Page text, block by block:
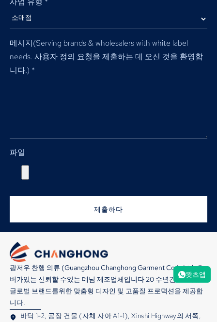
메시지(Serving brands & wholesalers with white label
needs. 사용자 정의 요청을 제출하는 데 오신 것을 환영합
니다.) *
파일
제출하다
광저우 찬행 의류 (Guangzhou Changhong Garment Co.), Ltd. 오
버가있는 신뢰할 수있는 데님 제조업체입니다 20 수년간의 경험,
글로벌 브랜드를위한 맞춤형 디자인 및 고품질 프로덕션을 제공합
니다.
바닥 1-2, 공장 건물 (자체 자아 A1-1), Xinshi Highway의 서쪽,
왓츠앱